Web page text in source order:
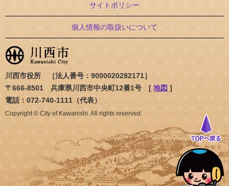
サイトポリシー
個人情報の取扱いについて
川西市役所 ［法人番号：9000020282171］
〒666-8501 兵庫県川西市中央町12番1号 [ 地図 ]
電話：072-740-1111（代表）
Copyright © City of Kawanishi. All rights reserved.